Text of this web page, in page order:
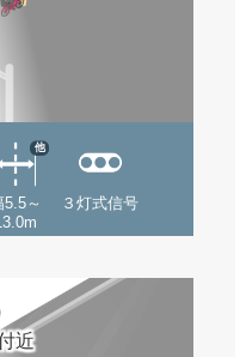
5.5～
他
３灯式信号
近